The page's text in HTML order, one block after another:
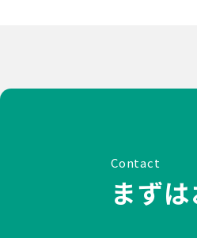
Contact
まず